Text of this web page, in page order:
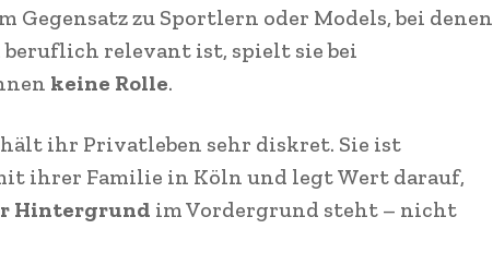
Gegensatz zu Sportlern oder Models, bei denen
relevant ist, spielt sie bei
keine Rolle.
ihr Privatleben sehr diskret. Sie ist
ihrer Familie in Köln und legt Wert darauf,
Hintergrund im Vordergrund steht – nicht